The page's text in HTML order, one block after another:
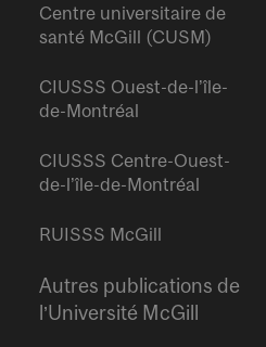
Centre universitaire de
santé McGill (CUSM)
CIUSSS Ouest-de-l’île-
de-Montréal
CIUSSS Centre-Ouest-
de-l’île-de-Montréal
RUISSS McGill
Autres publications de
l’Université McGill